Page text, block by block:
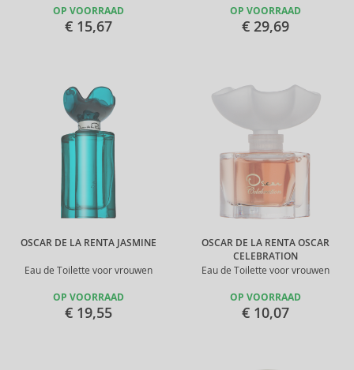
OP VOORRAAD
€ 15,67
OP VOORRAAD
€ 29,69
OSCAR DE LA RENTA JASMINE
Eau de Toilette voor vrouwen
OP VOORRAAD
€ 19,55
OSCAR DE LA RENTA OSCAR
CELEBRATION
Eau de Toilette voor vrouwen
OP VOORRAAD
€ 10,07